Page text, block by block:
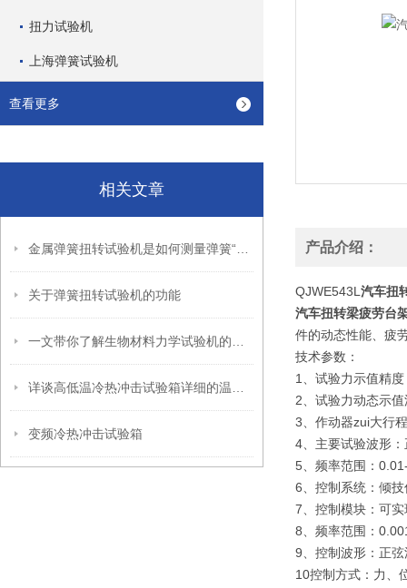
扭力试验机
上海弹簧试验机
查看更多
相关文章
关于弹簧扭转试验机的功能
变频冷热冲击试验箱
产品介绍：
QJWE543L 汽车扭
汽车扭转梁疲劳台
件的动态性能、疲
技术参数：
1、试验力示值精
2、试验力动态示
3、作动器zui大行
4、主要试验波形
5、频率范围：
6、控制系统：倾
7、控制模块：可
8、频率范围：
9、控制波形：正
10控制方式：力、